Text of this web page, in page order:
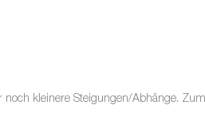
kleinere Steigungen/Abhänge.